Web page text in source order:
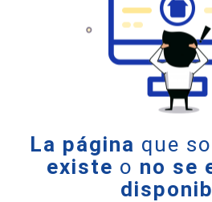
La página que
existe o no se